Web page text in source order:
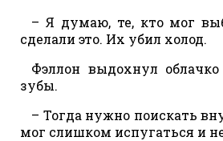
– Я думаю, те, кто мог
сделали это. Их убил холод.
Фэллон выдохнул
зубы.
– Тогда нужно поискать
мог слишком испугаться и